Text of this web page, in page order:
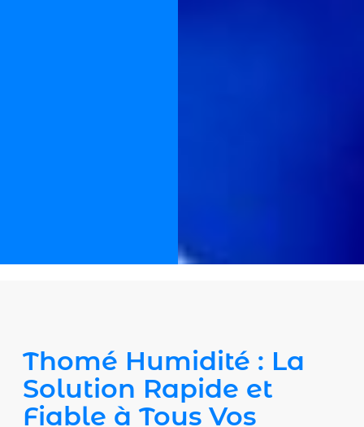
Thomé Humidité : La
Solution Rapide et
Fiable à Tous Vos